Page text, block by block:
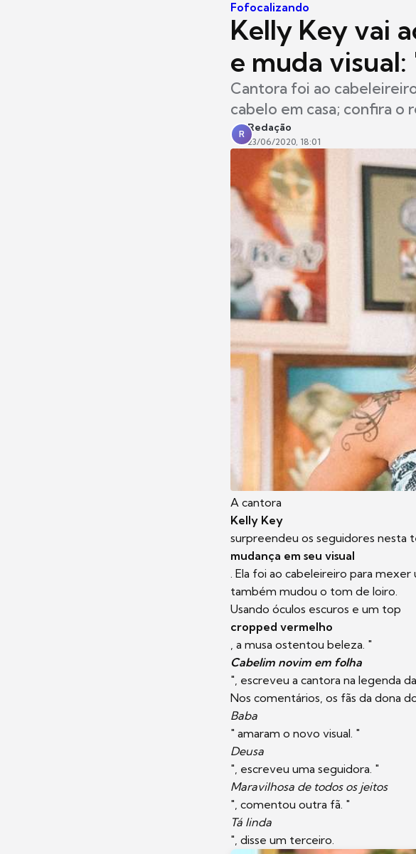
Fofocalizando
Kelly Key vai
e muda visual:
Cantora foi ao
cabelo em casa; confira o
R
Redação
23/06/2020, 18:01
A cantora
Kelly Key
surpreendeu os seguidores nesta
mudança em seu visual
. Ela foi ao cabeleireiro para
também mudou o tom de loiro.
Usando óculos escuros e um top
cropped vermelho
, a musa ostentou beleza. "
Cabelim novim em folha
", escreveu a cantora na legenda
Nos comentários, os fãs da dona
Baba
" amaram o novo visual. "
Deusa
", escreveu uma seguidora. "
Maravilhosa de todos os jeitos
", comentou outra fã. "
Tá linda
", disse um terceiro.